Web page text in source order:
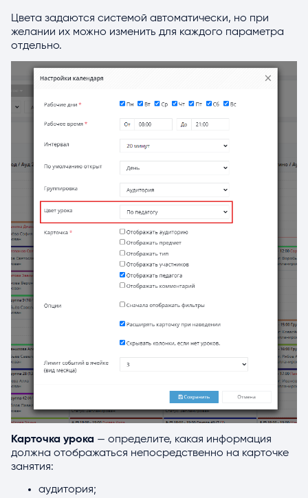
Цвета задаются системой автоматически, но при
желании их можно изменить для каждого параметра
отдельно.
Карточка урока — определите, какая информация
должна отображаться непосредственно на карточке
занятия:
аудитория;